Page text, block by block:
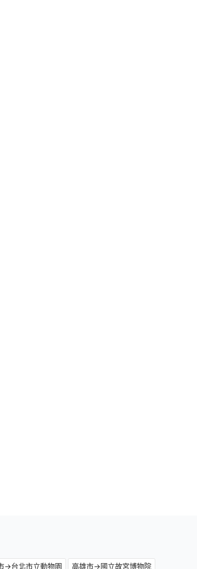
→台北市立動物園 高雄市→國立故宮博物院